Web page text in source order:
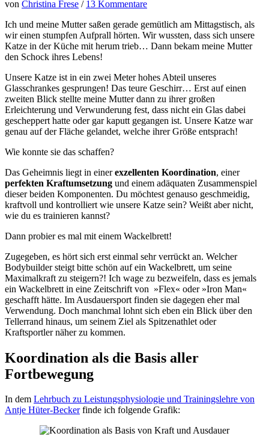
von Christina Frese / 13 Kommentare
Ich und meine Mutter saßen gerade gemütlich am Mittagstisch, als
wir einen stumpfen Aufprall hörten. Wir wussten, dass sich unsere
Katze in der Küche mit herum trieb… Dann bekam meine Mutter
den Schock ihres Lebens!
Unsere Katze ist in ein zwei Meter hohes Abteil unseres
Glasschrankes gesprungen! Das teure Geschirr… Erst auf einen
zweiten Blick stellte meine Mutter dann zu ihrer großen
Erleichterung und Verwunderung fest, dass nicht ein Glas dabei
gescheppert hatte oder gar kaputt gegangen ist. Unsere Katze war
genau auf der Fläche gelandet, welche ihrer Größe entsprach!
Wie konnte sie das schaffen?
Das Geheimnis liegt in einerexzellenten Koordination, einer
perfekten Kraftumsetzung und einem adäquaten Zusammenspiel
dieser beiden Komponenten. Du möchtest genauso geschmeidig,
kraftvoll und kontrolliert wie unsere Katze sein? Weißt aber nicht,
wie du es trainieren kannst?
Dann probier es mal mit einem Wackelbrett!
Zugegeben, es hört sich erst einmal sehr verrückt an. Welcher
Bodybuilder steigt bitte schön auf ein Wackelbrett, um seine
Maximalkraft zu steigern?! Ich wage zu bezweifeln, dass es jemals
ein Wackelbrett in eine Zeitschrift von »Flex« oder »Iron Man«
geschafft hätte. Im Ausdauersport finden sie dagegen eher mal
Verwendung. Doch manchmal lohnt sich eben ein Blick über den
Tellerrand hinaus, um seinem Ziel als Spitzenathlet oder
Kraftsportler näher zu kommen.
Koordination als die Basis aller
Fortbewegung
In dem Lehrbuch zu Leistungsphysiologie und Trainingslehre von
Antje Hüter-Beckerfinde ich folgende Grafik: